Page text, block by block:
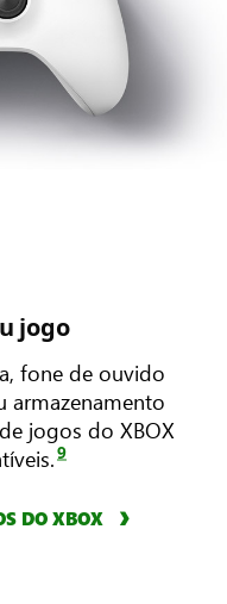
jogo
fone de ouvido
armazenamento
jogos do XBOX
9
DO XBOX